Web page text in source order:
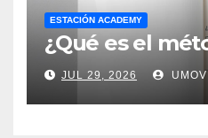
ESTACIÓN ACADEMY
¿Qué es el
JUL 29, 2026